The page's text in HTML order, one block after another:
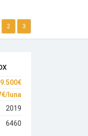
2 3
luna
2019
6460